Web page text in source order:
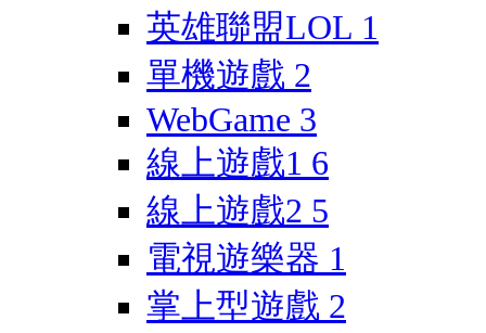
英雄聯盟LOL 1
單機遊戲 2
WebGame 3
線上遊戲1 6
線上遊戲2 5
電視遊樂器 1
掌上型遊戲 2